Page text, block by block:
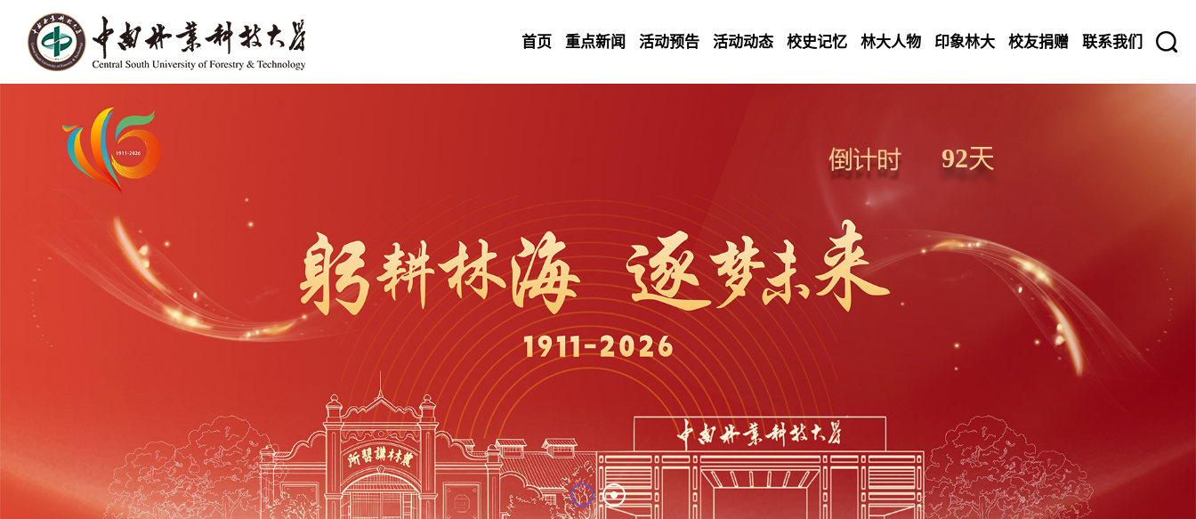
首页 重点新闻 活动预告 活动动态 校史记忆 林大人物 印象林大 校友捐赠 联系我们
92天